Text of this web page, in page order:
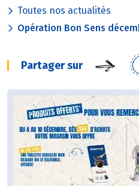
Toutes nos actualités
Opération Bon Sens
Partager sur